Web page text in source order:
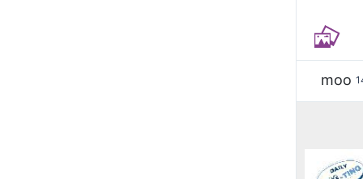
moo